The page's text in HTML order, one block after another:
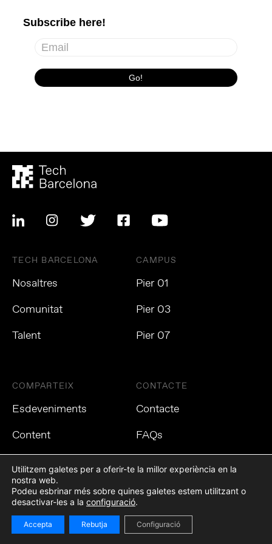
TECH BARCELONA
Nosaltres
Comunitat
Talent
CAMPUS
Pier 01
Pier 03
Pier 07
COMPARTEIX
Esdeveniments
Content
CONTACTE
Contacte
FAQs
Política de privacitat Política de cookies Avís Legal
©2021 Tech Barcelona. Tots els drets reservats.
Utilitzem galetes per a oferir-te la millor experiència en la
nostra web.
Podeu esbrinar més sobre quines galetes estem utilitzant o
desactivar-les a la configuració.
Accepta Rebutja Configuració